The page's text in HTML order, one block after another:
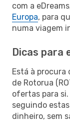
com a
Europa, para
numa viagem
Dicas para
Está à procura
de Rotorua
ofertas para
seguindo
dinheiro, sem